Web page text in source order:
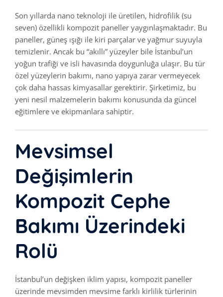
Son yıllarda nano teknoloji ile üretilen, hidrofilik (su
seven) özellikli kompozit paneller yaygınlaşmaktadır. Bu
paneller, güneş ışığı ile kiri parçalar ve yağmur suyuyla
temizlenir. Ancak bu “akıllı” yüzeyler bile İstanbul’un
yoğun trafiği ve isli havasında doygunluğa ulaşır. Bu tür
özel yüzeylerin bakımı, nano yapıya zarar vermeyecek
çok daha hassas kimyasallar gerektirir. Şirketimiz, bu
yeni nesil malzemelerin bakımı konusunda da güncel
eğitimlere ve ekipmanlara sahiptir.
Mevsimsel
Değişimlerin
Kompozit Cephe
Bakımı Üzerindeki
Rolü
İstanbul’un değişken iklim yapısı, kompozit paneller
üzerinde mevsimden mevsime farklı kirlilik türlerinin